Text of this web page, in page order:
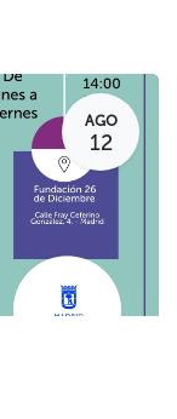
AGO
12